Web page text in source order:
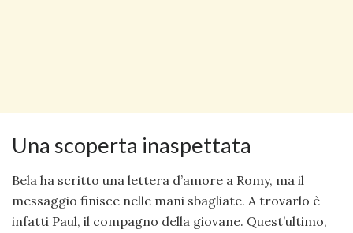
Una scoperta inaspettata
Bela ha scritto una lettera d’amore a Romy, ma il
messaggio finisce nelle mani sbagliate. A trovarlo è
infatti Paul, il compagno della giovane. Quest’ultimo,